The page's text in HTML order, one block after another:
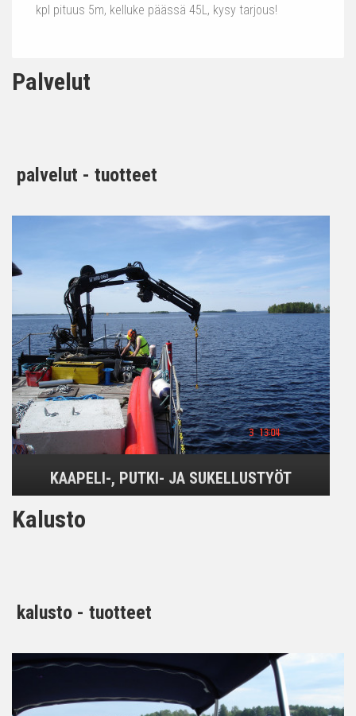
kpl pituus 5m, kelluke päässä 45L, kysy tarjous!
Palvelut
palvelut - tuotteet
KAAPELI-, PUTKI- JA SUKELLUSTYÖT
Kalusto
kalusto - tuotteet